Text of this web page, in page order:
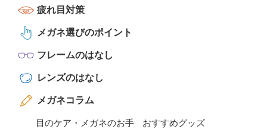
疲れ目対策
メガネ選びのポイント
フレームのはなし
レンズのはなし
メガネコラム
目のケア・メガネのお手
おすすめグッズ